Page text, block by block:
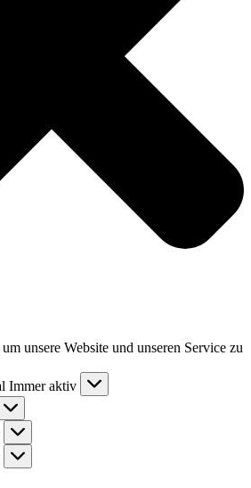
unsere Website und unseren Service zu
Immer aktiv